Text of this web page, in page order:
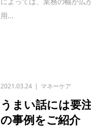
用...
2021.03.24 マネーケア
うまい話には要
の事例をご紹介